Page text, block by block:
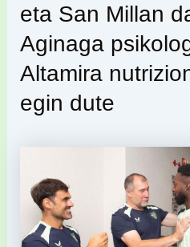
eta San Millan
Aginaga
Altamira
egin dute